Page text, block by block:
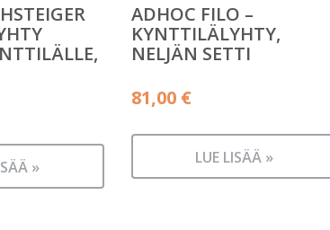
»
ADHOC FILO –
KYNTTILÄLYHTY,
NELJÄN SETTI
81,00 €
LUE LISÄÄ »